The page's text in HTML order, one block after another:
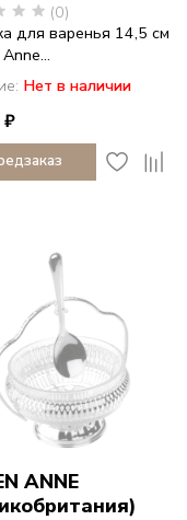
(0)
для варенья 14,5 см
Нет в наличии
₽
ANNE